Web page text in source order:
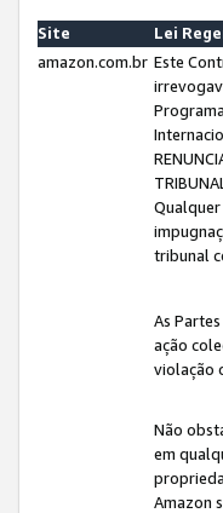
Site
Lei
amazon.com.br Este
tribunal
As
ação
violação
Não
em
Amazon